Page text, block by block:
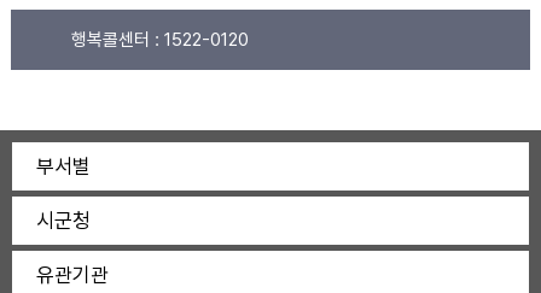
행복콜센터 : 1522-0120
부서별
시군청
유관기관